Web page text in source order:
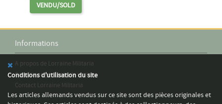
VENDU/SOLD
Informations
A propos de Lorraine Militaria
Conditions générale de vente
Contact Lorraine Militaria
Conditions d'utilisation du site
Les articles allemands vendus sur ce site sont des pièces originales et